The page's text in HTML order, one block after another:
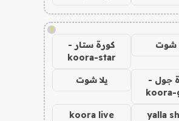
!
شوت
كورة ستار -
koora-star
جول -
koora-
يلا شوت
yalla
koora live